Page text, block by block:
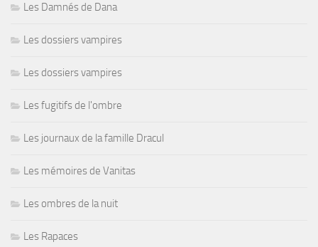
Les Damnés de Dana
Les dossiers vampires
Les dossiers vampires
Les fugitifs de l'ombre
Les journaux de la famille Dracul
Les mémoires de Vanitas
Les ombres de la nuit
Les Rapaces